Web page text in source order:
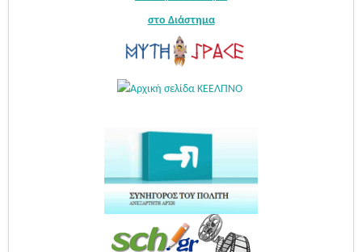
στο Διάστημα